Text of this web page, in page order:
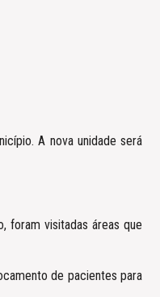
A nova unidade será
foram visitadas áreas que
de pacientes para